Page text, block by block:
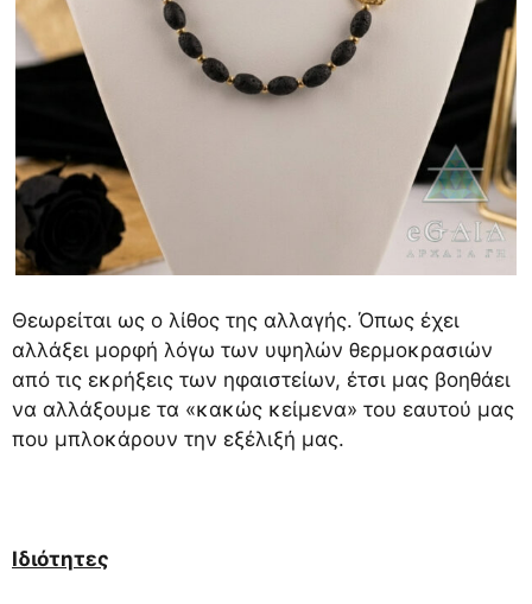
Θεωρείται ως ο λίθος της αλλαγής. Όπως έχει
αλλάξει μορφή λόγω των υψηλών θερμοκρασιών
από τις εκρήξεις των ηφαιστείων, έτσι μας βοηθάει
να αλλάξουμε τα «κακώς κείμενα» του εαυτού μας
που μπλοκάρουν την εξέλιξή μας.
Ιδιότητες